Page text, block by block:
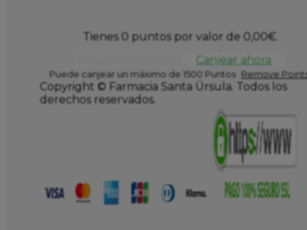
Tienes 0 puntos por valor de 0,00€.
Canjear ahora
Puede canjear un máximo de 1500 Puntos Remove
Copyright © Farmacia Santa Úrsula. Todos los
derechos reservados.